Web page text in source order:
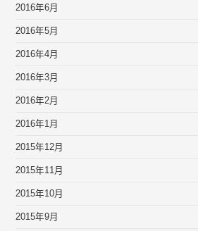
2016年6月
2016年5月
2016年4月
2016年3月
2016年2月
2016年1月
2015年12月
2015年11月
2015年10月
2015年9月